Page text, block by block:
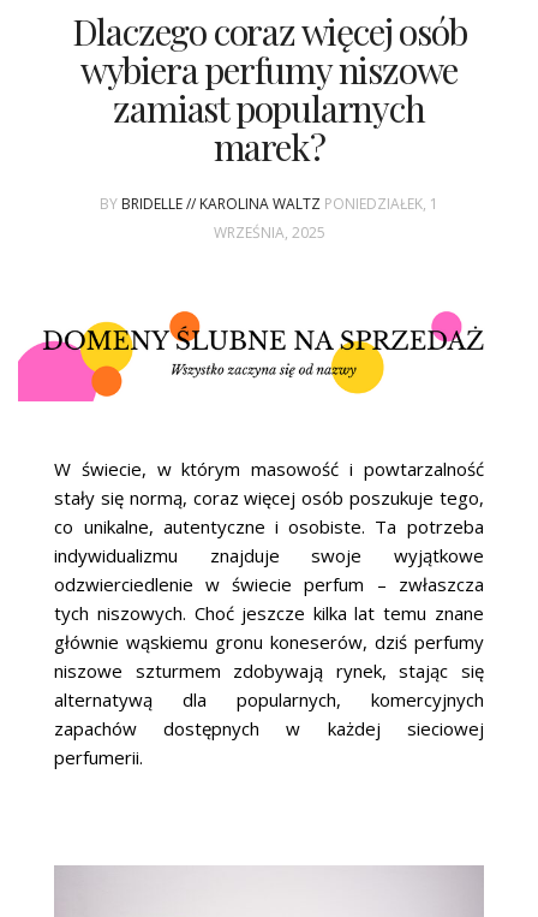
MAGAZYNY
ARCHIWUM
Dlaczego coraz więcej osób
wybiera perfumy niszowe
zamiast popularnych
marek?
BY BRIDELLE // KAROLINA WALTZ PONIEDZIAŁEK, 1
WRZEŚNIA, 2025
W świecie, w którym masowość i powtarzalność
stały się normą, coraz więcej osób poszukuje tego,
co unikalne, autentyczne i osobiste. Ta potrzeba
indywidualizmu znajduje swoje wyjątkowe
odzwierciedlenie w świecie perfum – zwłaszcza
tych niszowych. Choć jeszcze kilka lat temu znane
głównie wąskiemu gronu koneserów, dziś perfumy
niszowe szturmem zdobywają rynek, stając się
alternatywą dla popularnych, komercyjnych
zapachów dostępnych w każdej sieciowej
perfumerii.